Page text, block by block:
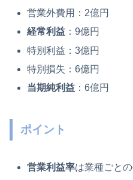
営業外費用：2億円
経常利益 ：9億円
特別利益：3億円
特別損失：6億円
当期純利益 ：6億円
ポイント
営業利益率は業種ごと